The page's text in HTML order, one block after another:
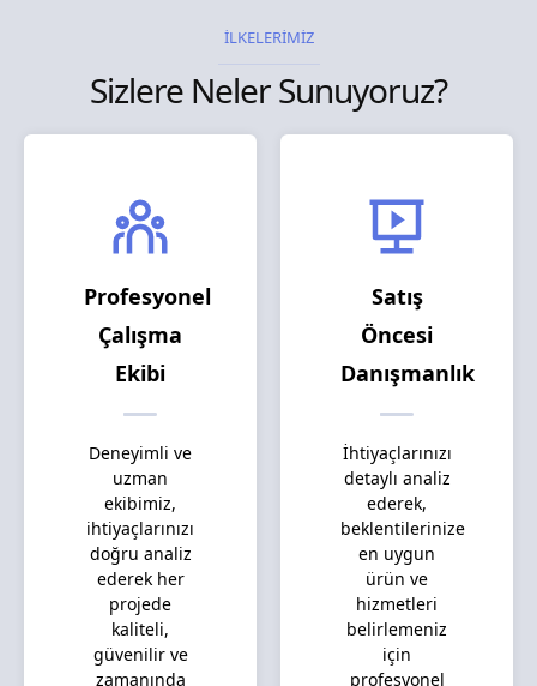
İLKELERİMİZ
Sizlere Neler Sunuyoruz?
Profesyonel
Çalışma
Ekibi
Deneyimli ve
uzman
ekibimiz,
ihtiyaçlarınızı
doğru analiz
ederek her
projede
kaliteli,
güvenilir ve
zamanında
Satış
Öncesi
Danışmanlık
İhtiyaçlarınızı
detaylı analiz
ederek,
beklentilerinize
en uygun
ürün ve
hizmetleri
belirlemeniz
için
profesyonel